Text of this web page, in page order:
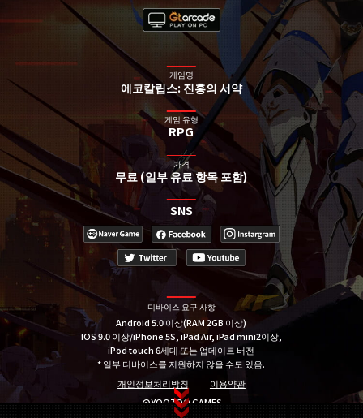
게임명
에코칼립스: 진홍의 서약
게임 유형
RPG
가격
무료 (일부 유료 항목 포함)
SNS
디바이스 요구 사항
Android 5.0 이상(RAM 2GB 이상)
IOS 9.0 이상/iPhone 5S, iPad Air, iPad mini2이상,
iPod touch 6세대 또는 업데이트 버전
* 일부 디바이스를 지원하지 않을 수도 있음.
개인정보처리방침
이용약관
@YOOZOO GAMES